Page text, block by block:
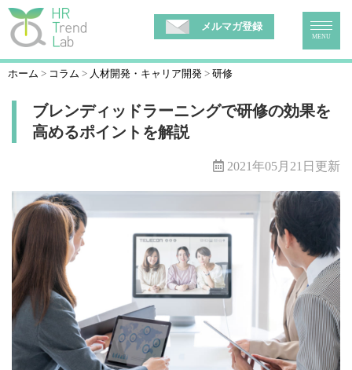
メルマガ登録
MENU
ホーム コラム 人材開発・キャリア開発 研修
ブレンディッドラーニングで研修の効果を
高めるポイントを解説
2021年05月21日更新